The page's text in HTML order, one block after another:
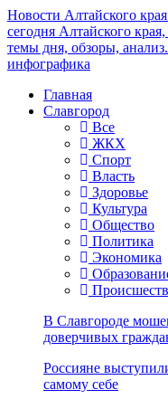
Новости Алтайского
сегодня Алтайского
темы дня, обзоры,
инфографика
Главная
Славгород
Все
ЖКХ
Спорт
Власть
Здоровье
Культура
Общество
Политика
Экономика
В Славгороде
доверчивых
Россияне
самому себе